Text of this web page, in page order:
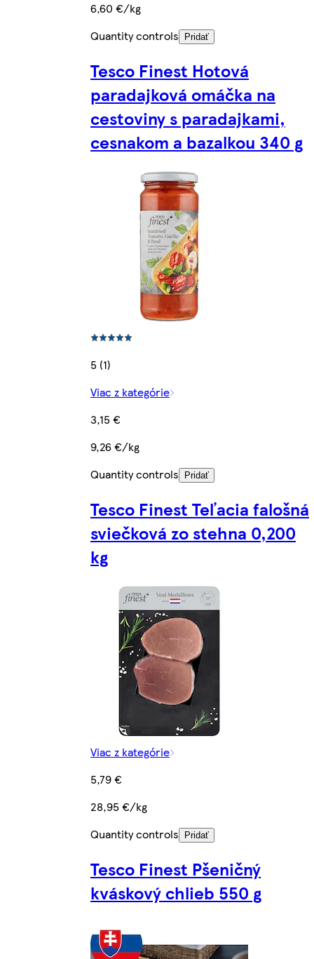
6,60 €/kg
Quantity controls
Pridať
Tesco Finest Hotová
paradajková omáčka na
cestoviny s paradajkami,
cesnakom a bazalkou 340 g
5 (1)
Viac z kategórie
3,15 €
9,26 €/kg
Quantity controls
Pridať
Tesco Finest Teľacia falošná
sviečková zo stehna 0,200
kg
Viac z kategórie
5,79 €
28,95 €/kg
Quantity controls
Pridať
Tesco Finest Pšeničný
kváskový chlieb 550 g